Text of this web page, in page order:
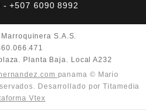
+507 6090 8992
S.A.S.
Planta Baja. Local A232
panama © Mario
Desarrollado por Titamedia
Vtex